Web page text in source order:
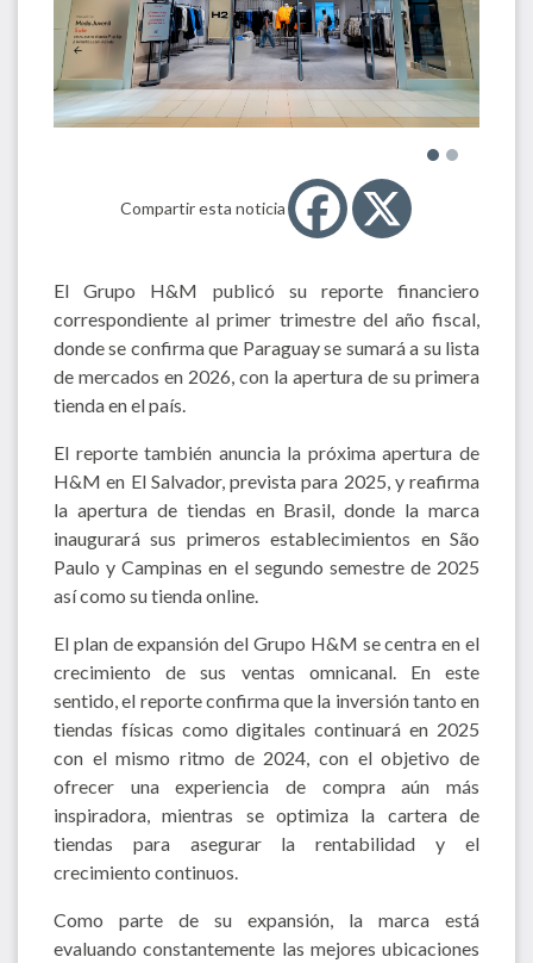
Compartir esta noticia
El Grupo H&M publicó su reporte financiero
correspondiente al primer trimestre del año fiscal,
donde se confirma que Paraguay se sumará a su lista
de mercados en 2026, con la apertura de su primera
tienda en el país.
El reporte también anuncia la próxima apertura de
H&M en El Salvador, prevista para 2025, y reafirma
la apertura de tiendas en Brasil, donde la marca
inaugurará sus primeros establecimientos en São
Paulo y Campinas en el segundo semestre de 2025
así como su tienda online.
El plan de expansión del Grupo H&M se centra en el
crecimiento de sus ventas omnicanal. En este
sentido, el reporte confirma que la inversión tanto en
tiendas físicas como digitales continuará en 2025
con el mismo ritmo de 2024, con el objetivo de
ofrecer una experiencia de compra aún más
inspiradora, mientras se optimiza la cartera de
tiendas para asegurar la rentabilidad y el
crecimiento continuos.
Como parte de su expansión, la marca está
evaluando constantemente las mejores ubicaciones